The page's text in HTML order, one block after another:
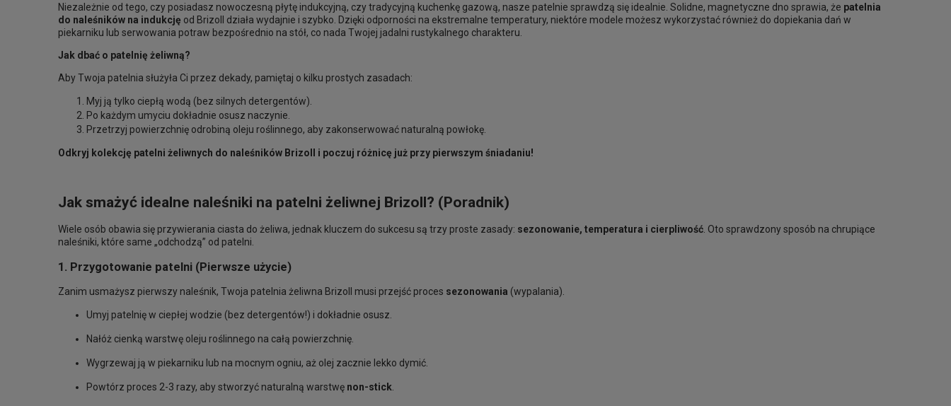
Niezależnie od tego, czy posiadasz nowoczesną płytę indukcyjną, czy tradycyjną kuchenkę gazową, nasze patelnie sprawdzą się idealnie. Solidne, magnetyczne dno sprawia, że patelnia
do naleśników na indukcję od Brizoll działa wydajnie i szybko. Dzięki odporności na ekstremalne temperatury, niektóre modele możesz wykorzystać również do dopiekania dań w
piekarniku lub serwowania potraw bezpośrednio na stół, co nada Twojej jadalni rustykalnego charakteru.
Jak dbać o patelnię żeliwną?
Aby Twoja patelnia służyła Ci przez dekady, pamiętaj o kilku prostych zasadach:
Myj ją tylko ciepłą wodą (bez silnych detergentów).
Po każdym umyciu dokładnie osusz naczynie.
Przetrzyj powierzchnię odrobiną oleju roślinnego, aby zakonserwować naturalną powłokę.
Odkryj kolekcję patelni żeliwnych do naleśników Brizoll i poczuj różnicę już przy pierwszym śniadaniu!
Jak smażyć idealne naleśniki na patelni żeliwnej Brizoll? (Poradnik)
Wiele osób obawia się przywierania ciasta do żeliwa, jednak kluczem do sukcesu są trzy proste zasady: sezonowanie, temperatura i cierpliwość. Oto sprawdzony sposób na chrupiące
naleśniki, które same „odchodzą” od patelni.
1. Przygotowanie patelni (Pierwsze użycie)
Zanim usmażysz pierwszy naleśnik, Twoja patelnia żeliwna Brizoll musi przejść proces sezonowania (wypalania).
Umyj patelnię w ciepłej wodzie (bez detergentów!) i dokładnie osusz.
Nałóż cienką warstwę oleju roślinnego na całą powierzchnię.
Wygrzewaj ją w piekarniku lub na mocnym ogniu, aż olej zacznie lekko dymić.
Powtórz proces 2-3 razy, aby stworzyć naturalną warstwę non-stick